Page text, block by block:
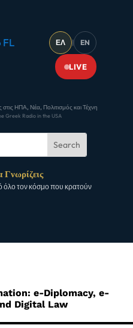
ΕΛ | EN
LIVE
ΗΠΑ, Νέα, Πολιτισμός και Τέχνη
Greek Radio in the USA
Γνωρίζεις
τον κόσμο που κρατούν
e-Diplomacy, e-
Digital Law